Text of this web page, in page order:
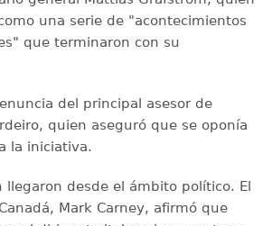
una serie de "acontecimientos
que terminaron con su
del principal asesor de
quien aseguró que se oponía
la iniciativa.
llegaron desde el ámbito político. El
Mark Carney, afirmó que